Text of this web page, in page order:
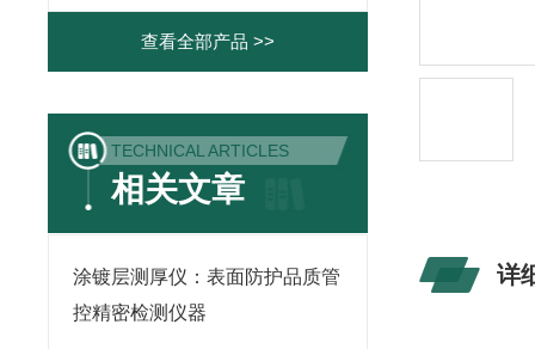
查看全部产品 >>
TECHNICAL ARTICLES
相关文章
涂镀层测厚仪：表面防护品质管
控精密检测仪器
详